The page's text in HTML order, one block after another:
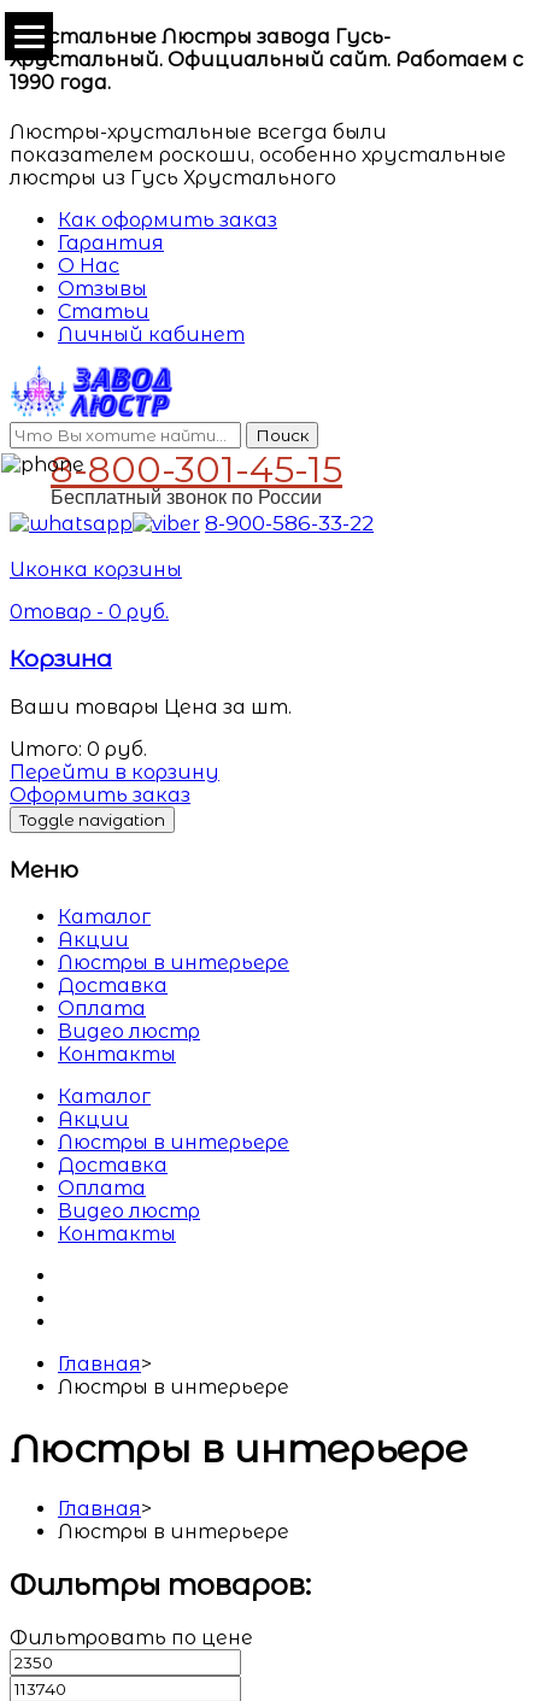
Хрустальные Люстры завода Гусь-
Хрустальный. Официальный сайт. Работаем с
1990 года.
Люстры-хрустальные всегда были
показателем роскоши, особенно хрустальные
люстры из Гусь Хрустального
Как оформить заказ
Гарантия
О Нас
Отзывы
Статьи
Личный кабинет
Поиск
8-800-301-45-15
Бесплатный звонок по России
8-900-586-33-22
Иконка корзины
0товар - 0 руб.
Корзина
Ваши товары Цена за шт.
Итого: 0 руб.
Перейти в корзину
Оформить заказ
Toggle navigation
Меню
Каталог
Акции
Люстры в интерьере
Доставка
Оплата
Видео люстр
Контакты
Каталог
Акции
Люстры в интерьере
Доставка
Оплата
Видео люстр
Контакты
Главная>
Люстры в интерьере
Люстры в интерьере
Главная>
Люстры в интерьере
Фильтры товаров:
Фильтровать по цене